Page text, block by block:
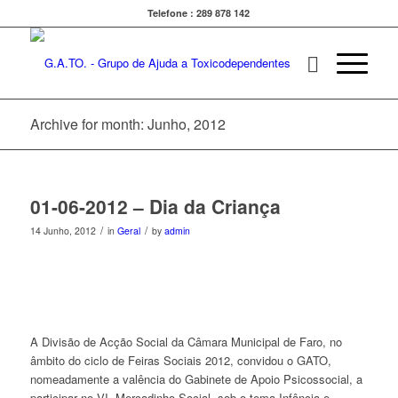
Telefone : 289 878 142
Archive for month: Junho, 2012
01-06-2012 – Dia da Criança
14 Junho, 2012 / in Geral / by admin
A Divisão de Acção Social da Câmara Municipal de Faro, no
âmbito do ciclo de Feiras Sociais 2012, convidou o GATO,
nomeadamente a valência do Gabinete de Apoio Psicossocial, a